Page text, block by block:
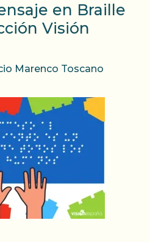
en Braille
Visión
Marenco Toscano